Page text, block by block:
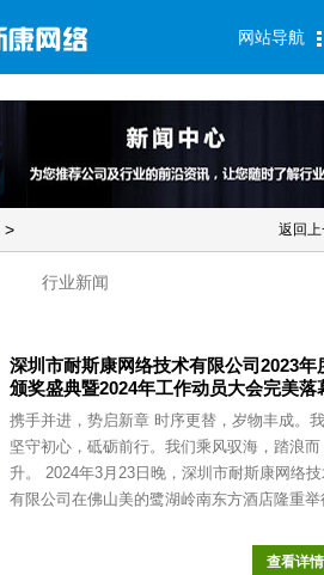
网站导航
> 返回
行业新闻
深圳市耐斯康网络技术有限公司2023年
颁奖盛典暨2024年工作动员大会完美落
携手并进，势启新章 时序更替，岁物丰成。
坚守初心，砥砺前行。我们乘风驭海，踏浪而
升。 2024年3月23日晚，深圳市耐斯康网络
有限公司在佛山美的鹭湖岭南东方酒店隆重举
查看详